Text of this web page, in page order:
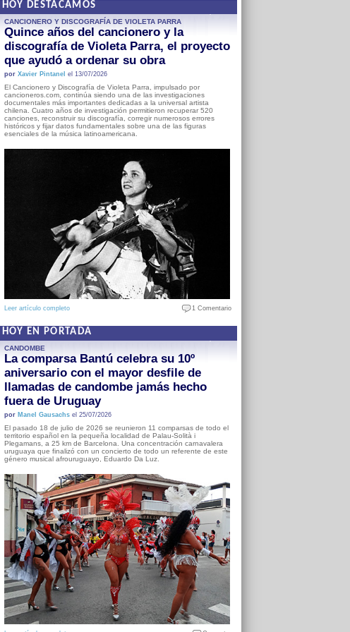
HOY DESTACAMOS
CANCIONERO Y DISCOGRAFÍA DE VIOLETA PARRA
Quince años del cancionero y la
discografía de Violeta Parra, el proyecto
que ayudó a ordenar su obra
por Xavier Pintanel el 13/07/2026
El Cancionero y Discografía de Violeta Parra, impulsado por
cancioneros.com, continúa siendo una de las investigaciones
documentales más importantes dedicadas a la universal artista
chilena. Cuatro años de investigación permitieron recuperar 520
canciones, reconstruir su discografía, corregir numerosos errores
históricos y fijar datos fundamentales sobre una de las figuras
esenciales de la música latinoamericana.
Leer artículo completo 1 Comentario
HOY EN PORTADA
CANDOMBE
La comparsa Bantú celebra su 10º
aniversario con el mayor desfile de
llamadas de candombe jamás hecho
fuera de Uruguay
por Manel Gausachsel 25/07/2026
El pasado 18 de julio de 2026 se reunieron 11 comparsas de todo el
territorio español en la pequeña localidad de Palau-Solità i
Plegamans, a 25 km de Barcelona. Una concentración carnavalera
uruguaya que finalizó con un concierto de todo un referente de este
género musical afrouruguayo, Eduardo Da Luz.